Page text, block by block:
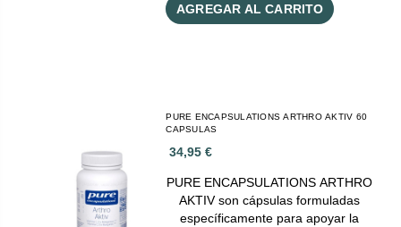
AGREGAR AL CARRITO
PURE ENCAPSULATIONS ARTHRO AKTIV 60
CAPSULAS
34,95 €
PURE ENCAPSULATIONS ARTHRO
AKTIV son cápsulas formuladas
específicamente para apoyar la